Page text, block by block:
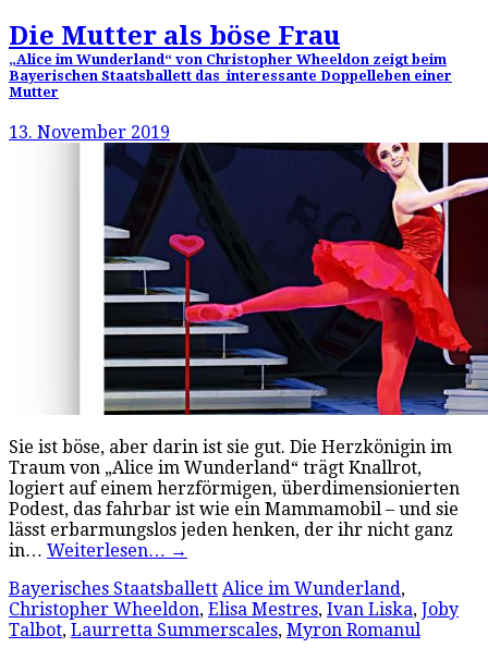
Die Mutter als böse Frau
„Alice im Wunderland“ von Christopher Wheeldon zeigt beim
Bayerischen Staatsballett das interessante Doppelleben einer
Mutter
13. November 2019
Sie ist böse, aber darin ist sie gut. Die Herzkönigin im
Traum von „Alice im Wunderland“ trägt Knallrot,
logiert auf einem herzförmigen, überdimensionierten
Podest, das fahrbar ist wie ein Mammamobil – und sie
lässt erbarmungslos jeden henken, der ihr nicht ganz
in… Weiterlesen… →
Bayerisches Staatsballett Alice im Wunderland,
Christopher Wheeldon, Elisa Mestres, Ivan Liska, Joby
Talbot, Laurretta Summerscales, Myron Romanul